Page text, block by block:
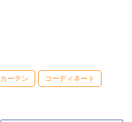
カーテン コーディネート